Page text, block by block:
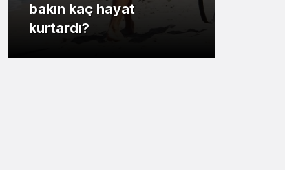
bakın kaç hayat
kurtardı?